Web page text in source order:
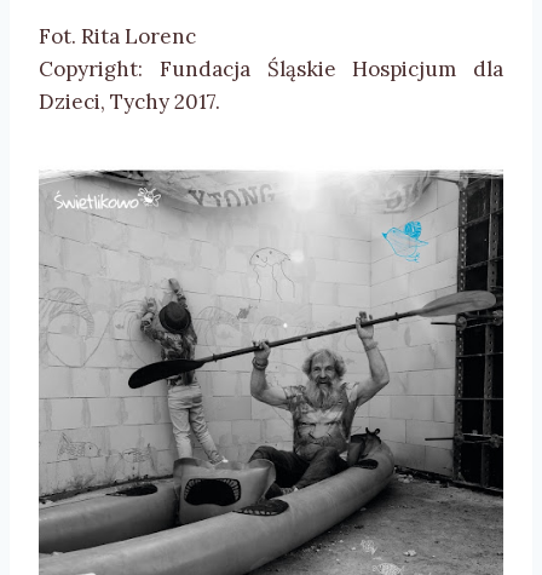
Fot. Rita Lorenc
Copyright: Fundacja Śląskie Hospicjum dla
Dzieci, Tychy 2017.